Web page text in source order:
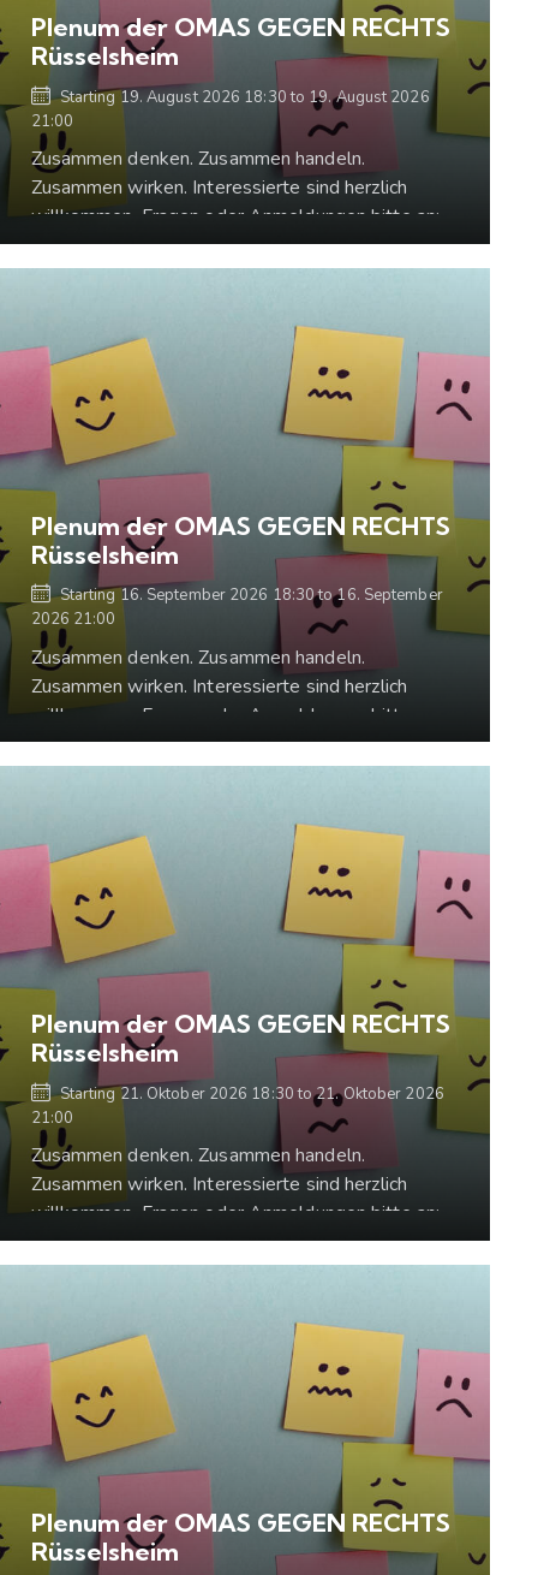
Plenum der OMAS GEGEN RECHTS
Rüsselsheim
Starting19. August 2026 18:30to 19. August 2026
21:00
Zusammen denken. Zusammen handeln.
Zusammen wirken. Interessierte sind herzlich
willkommen. Fragen oder Anmeldungen bitte an:
gegenrechtsrue.heim@gmail.com
Plenum der OMAS GEGEN RECHTS
Rüsselsheim
Starting16. September 2026 18:30to16. September
2026 21:00
Zusammen denken. Zusammen handeln.
Zusammen wirken. Interessierte sind herzlich
willkommen. Fragen oder Anmeldungen bitte an:
gegenrechtsrue.heim@gmail.com
Plenum der OMAS GEGEN RECHTS
Rüsselsheim
Starting21. Oktober 2026 18:30to21. Oktober 2026
21:00
Zusammen denken. Zusammen handeln.
Zusammen wirken. Interessierte sind herzlich
willkommen. Fragen oder Anmeldungen bitte an:
gegenrechtsrue.heim@gmail.com
Plenum der OMAS GEGEN RECHTS
Rüsselsheim